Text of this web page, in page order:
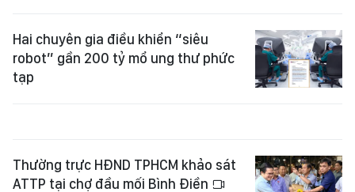
Hai chuyên gia điều khiển “siêu
robot” gần 200 tỷ mổ ung thư phức
tạp
Thường trực HĐND TPHCM khảo sát
ATTP tại chợ đầu mối Bình Điền